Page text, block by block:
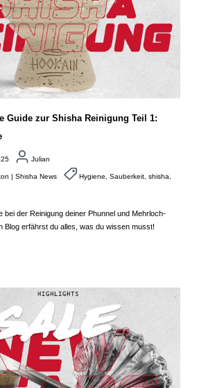
Guide zur Shisha Reinigung Teil 1:
Julian
|Shisha News Hygiene, Sauberkeit, shisha,
bei der Reinigung deiner Phunnel und Mehrloch-
Blog erfährst du alles, was du wissen musst!